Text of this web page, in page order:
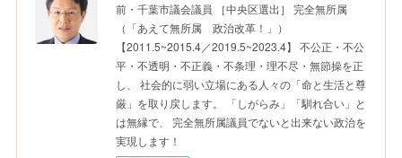
前・千葉市議会議員 ［中央区選出］ 完全無所属
（「あえて無所属 政治改革！」）
【2011.5~2015.4／2019.5~2023.4】 不公正・不公
平・不透明・不正義・不条理・理不尽・無節操を正
し、 社会的に弱い立場にある人々の「命と生活と尊
厳」を取り戻します。 「しがらみ」「馴れ合い」と
は無縁で、 完全無所属議員でないと出来ない政治を
実現します！